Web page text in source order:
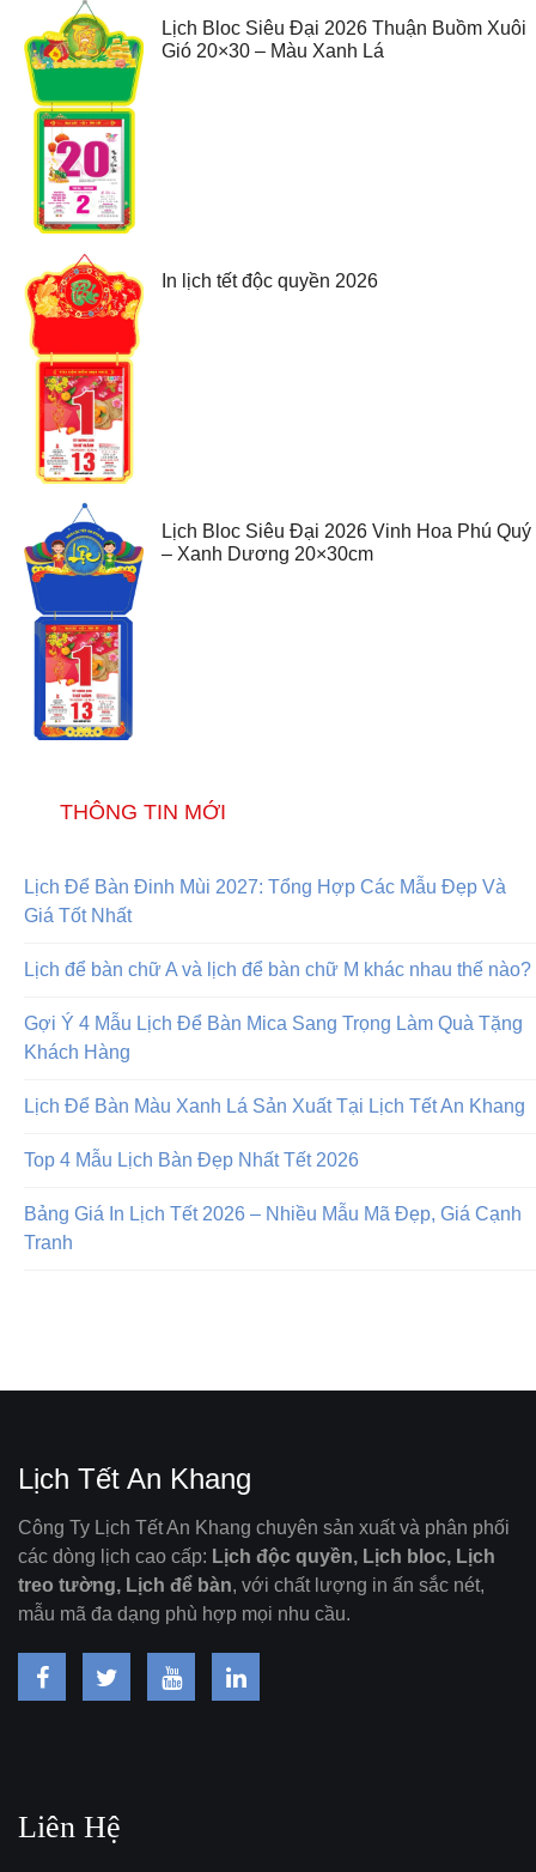
Lịch Bloc Siêu Đại 2026 Thuận Buồm Xuôi
Gió 20×30 – Màu Xanh Lá
In lịch tết độc quyền 2026
Lịch Bloc Siêu Đại 2026 Vinh Hoa Phú Quý
– Xanh Dương 20×30cm
THÔNG TIN MỚI
Lịch Để Bàn Đinh Mùi 2027: Tổng Hợp Các Mẫu Đẹp Và
Giá Tốt Nhất
Lịch để bàn chữ A và lịch để bàn chữ M khác nhau thế nào?
Gợi Ý 4 Mẫu Lịch Để Bàn Mica Sang Trọng Làm Quà Tặng
Khách Hàng
Lịch Để Bàn Màu Xanh Lá Sản Xuất Tại Lịch Tết An Khang
Top 4 Mẫu Lịch Bàn Đẹp Nhất Tết 2026
Bảng Giá In Lịch Tết 2026 – Nhiều Mẫu Mã Đẹp, Giá Cạnh
Tranh
Lịch Tết An Khang
Công Ty Lịch Tết An Khang chuyên sản xuất và phân phối
các dòng lịch cao cấp: Lịch độc quyền, Lịch bloc, Lịch
treo tường, Lịch để bàn, với chất lượng in ấn sắc nét,
mẫu mã đa dạng phù hợp mọi nhu cầu.
Liên Hệ